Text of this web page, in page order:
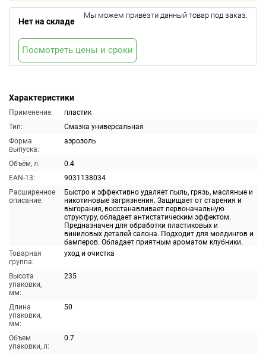
Характеристики
Применение:
пластик
Тип:
Смазка универсальная
Форма
выпуска:
аэрозоль
Объём, л:
0.4
EAN-13:
9031138034
Расширенное
описание:
Быстро и эффективно удаляет пыль, грязь, масляные и
никотиновые загрязнения. Защищает от старения и
выгорания, восстанавливает первоначальную
структуру, обладает антистатическим эффектом.
Предназначен для обработки пластиковых и
виниловых деталей салона. Подходит для молдингов и
бамперов. Обладает приятным ароматом клубники.
Товарная
группа:
уход и очистка
Высота
упаковки,
мм:
235
Длина
упаковки,
мм:
50
Объем
упаковки, л:
0.7
Нет на складе
Мы можем привезти данный товар под заказ.
Посмотреть цены и сроки